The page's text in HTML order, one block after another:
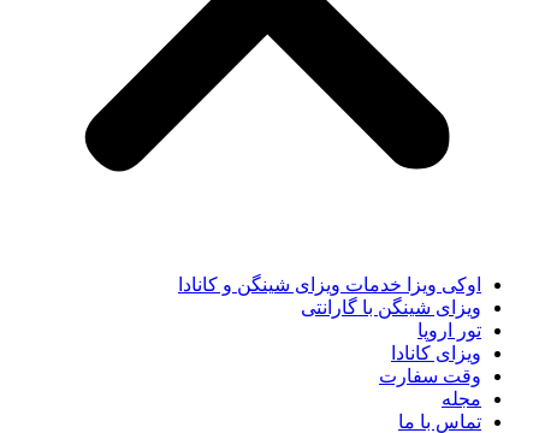
اوکی ویزا خدمات ویزای شینگن و کانادا
ویزای شینگن با گارانتی
تور اروپا
ویزای کانادا
وقت سفارت
مجله
تماس با ما